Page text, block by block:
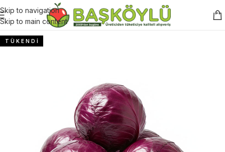
Skip to navigation
Skip to main content
T Ü K E N D İ